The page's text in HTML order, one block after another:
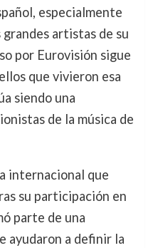
especialmente
artistas de su
por Eurovisión sigue
que vivieron esa
siendo una
de la música de
internacional que
su participación en
parte de una
ayudaron a definir la